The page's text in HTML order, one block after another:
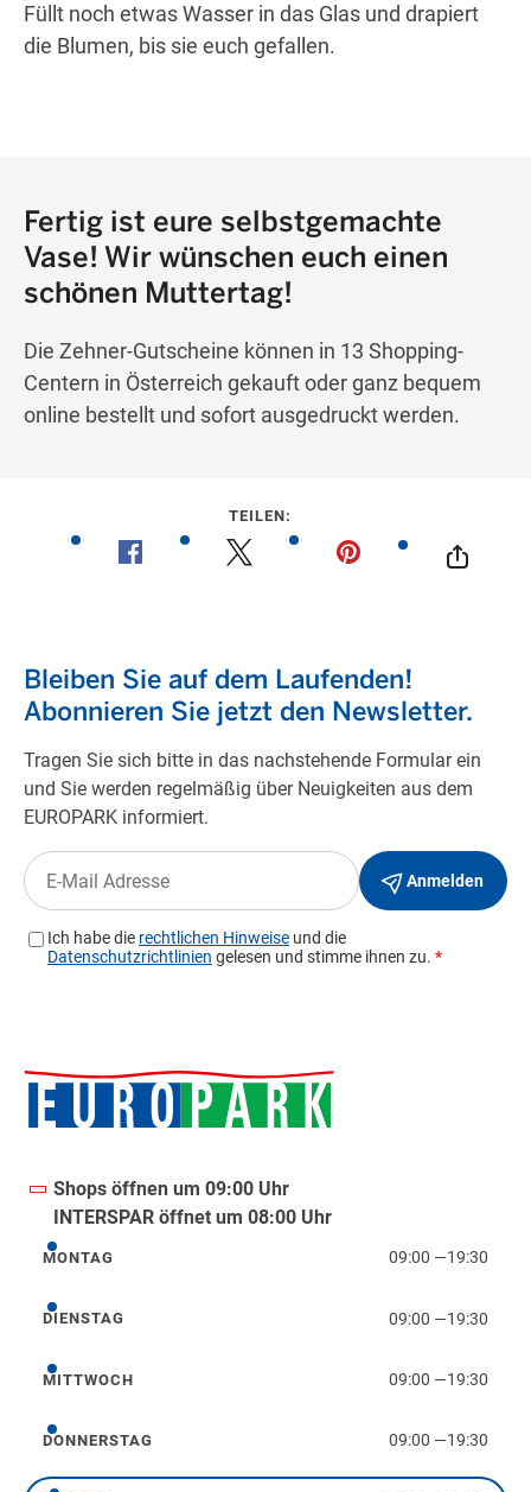
Füllt noch etwas Wasser in das Glas und drapiert
die Blumen, bis sie euch gefallen.
Fertig ist eure selbstgemachte
Vase! Wir wünschen euch einen
schönen Muttertag!
Die Zehner-Gutscheine können in 13 Shopping-
Centern in Österreich gekauft oder ganz bequem
online bestellt und sofort ausgedruckt werden.
TEILEN:
Shops öffnen um 09:00 Uhr
INTERSPAR öffnet um 08:00 Uhr
Montag
MONTAG 09:00 —19:30
Dienstag
DIENSTAG 09:00 —19:30
Mittwoch
MITTWOCH 09:00 —19:30
Donnerstag
DONNERSTAG 09:00 —19:30